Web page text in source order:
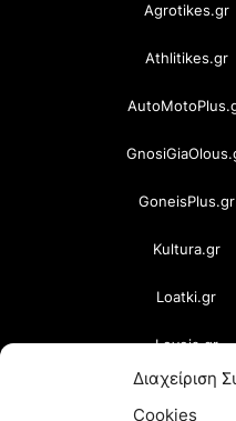
Διαχείριση
Cookies
Agrotikes.gr
Athlitikes.gr
GoneisPlus.gr
Kultura.gr
Loatki.gr
Loveis.gr